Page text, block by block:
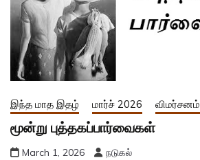
இந்த மாத இதழ் மார்ச் 2026 விமர்சனம்
மூன்று புத்தகப்பார்வைகள்
March 1, 2026 நடுகல்